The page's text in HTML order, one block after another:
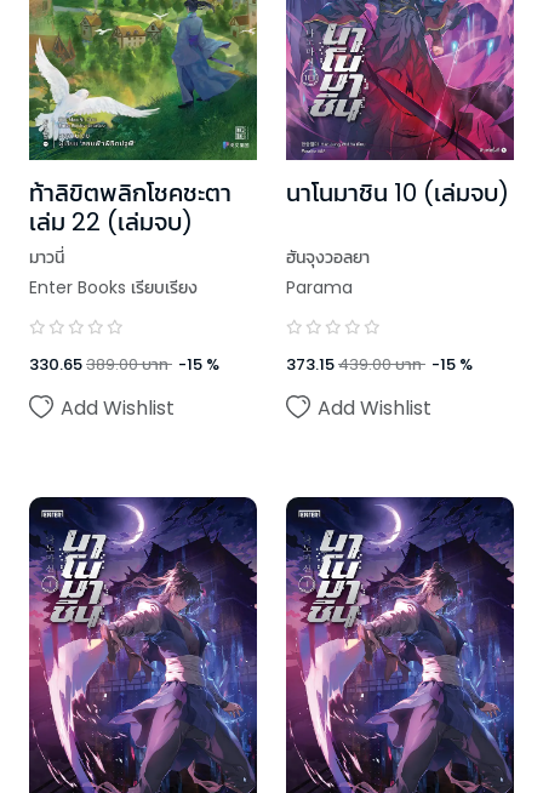
ท้าลิขิตพลิกโชคชะตา
เล่ม 22 (เล่มจบ)
มาวนี่
Enter Books เรียบเรียง
330.65389.00บาท -15 %
Add Wishlist
นาโนมาชิน 10 (เล่มจบ)
ฮันจุงวอลยา
Parama
373.15439.00บาท -15 %
Add Wishlist